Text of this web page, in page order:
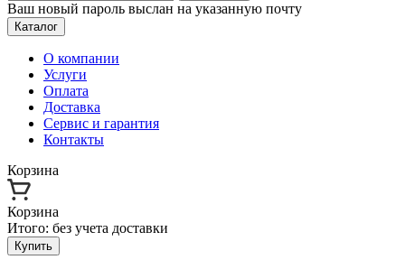
Ваш новый пароль выслан на указанную почту
Каталог
О компании
Услуги
Оплата
Доставка
Сервис и гарантия
Контакты
Корзина
Корзина
Итого: без учета доставки
Купить